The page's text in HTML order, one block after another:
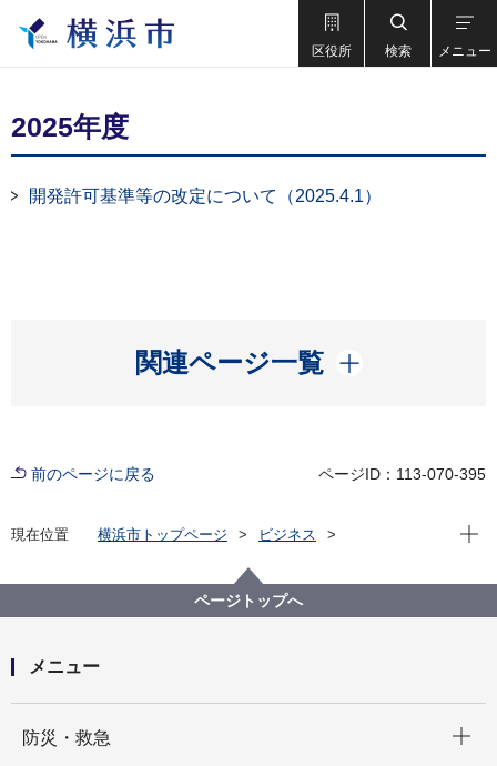
区役所 検索 メニュー
2025年度
開発許可基準等の改定について（2025.4.1）
関連ページ一覧
開く
前のページに戻る ページID：113-070-395
現在位置 横浜市トップページ
ビジネス
宅地開発関連手続・法令・許認可
基準・取扱い改定履歴
2025年度
現在
ページトップへ
メニュー
防災・救急